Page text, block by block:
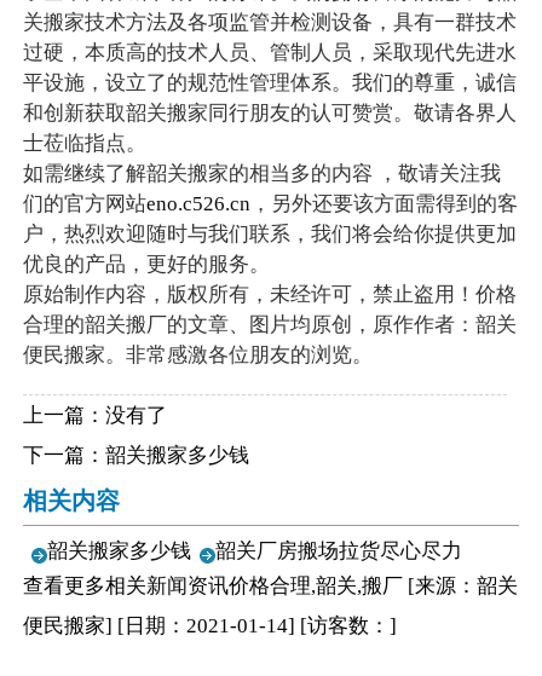
关搬家技术方法及各项监管并检测设备，具有一群技术
过硬，本质高的技术人员、管制人员，采取现代先进水
平设施，设立了的规范性管理体系。我们的尊重，诚信
和创新获取韶关搬家同行朋友的认可赞赏。敬请各界人
士莅临指点。
如需继续了解韶关搬家的相当多的内容 ，敬请关注我
们的官方网站eno.c526.cn，另外还要该方面需得到的客
户，热烈欢迎随时与我们联系，我们将会给你提供更加
优良的产品，更好的服务。
原始制作内容，版权所有，未经许可，禁止盗用！价格
合理的韶关搬厂的文章、图片均原创，原作作者：韶关
便民搬家。非常感激各位朋友的浏览。
上一篇：没有了
下一篇： 韶关搬家多少钱
相关内容
韶关搬家多少钱
韶关厂房搬场拉货尽心尽力
查看更多相关新闻资讯价格合理,韶关,搬厂 [来源：韶关
便民搬家] [日期：2021-01-14] [访客数： ]